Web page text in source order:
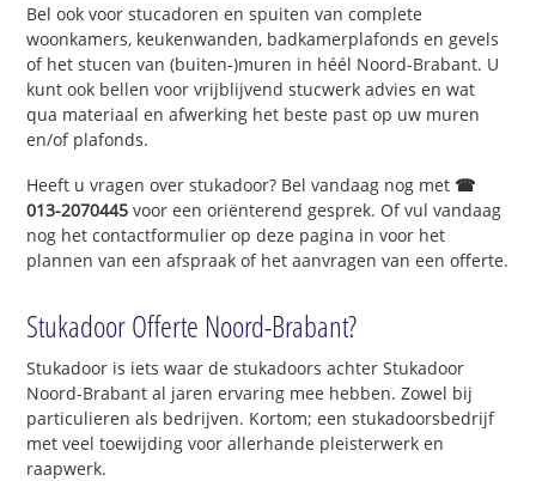
Bel ook voor stucadoren en spuiten van complete
woonkamers, keukenwanden, badkamerplafonds en gevels
of het stucen van (buiten-)muren in héél Noord-Brabant. U
kunt ook bellen voor vrijblijvend stucwerk advies en wat
qua materiaal en afwerking het beste past op uw muren
en/of plafonds.
Heeft u vragen over stukadoor? Bel vandaag nog met ☎
013-2070445 voor een oriënterend gesprek. Of vul vandaag
nog het contactformulier op deze pagina in voor het
plannen van een afspraak of het aanvragen van een offerte.
Stukadoor Offerte Noord-Brabant?
Stukadoor is iets waar de stukadoors achter Stukadoor
Noord-Brabant al jaren ervaring mee hebben. Zowel bij
particulieren als bedrijven. Kortom; een stukadoorsbedrijf
met veel toewijding voor allerhande pleisterwerk en
raapwerk.